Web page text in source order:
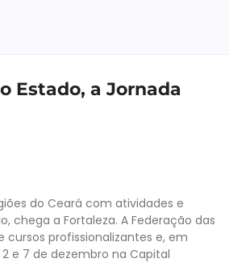
Estado, a Jornada
do Ceará com atividades e
a Fortaleza. A Federação das
cursos profissionalizantes e, em
e 7 de dezembro na Capital